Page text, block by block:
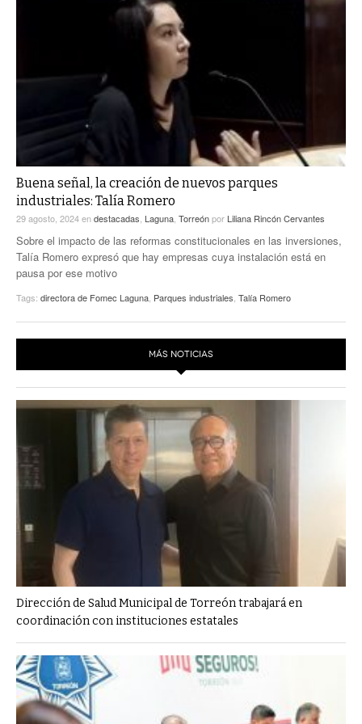
Buena señal, la creación de nuevos parques
industriales: Talía Romero
29 agosto, 2024endestacadas Laguna Torreónpor Liliana Rincón Cervantes
Sobre el impacto de las reformas constitucionales en las inversiones,
Talía Romero expresó que hay empresas cuya instalación está en
pausa por ese motivo
Tags: directora de Fomec Laguna Parques industriales Talía Romero
MÁS NOTICIAS
Dirección de Salud Municipal de Torreón trabajará en
coordinación con instituciones estatales